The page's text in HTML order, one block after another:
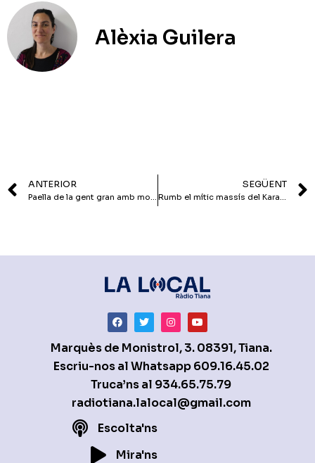
Alèxia Guilera
ANTERIOR
Paella de la gent gran amb molt d’espectacle
SEGÜENT
Rumb el mític massís del Karakorum
Marquès de Monistrol, 3. 08391, Tiana.
Escriu-nos al Whatsapp609.16.45.02
Truca’ns al 934.65.75.79
radiotiana.lalocal@gmail.com
Escolta'ns
Mira'ns